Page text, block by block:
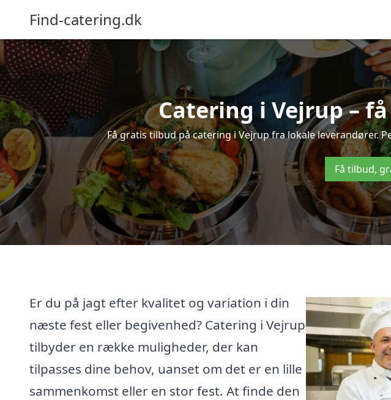
Find-catering.dk
Catering i Vejrup –
Få gratis tilbud på catering i Vejrup fra lokale leverandører.
Få tilbud,
Er du på jagt efter kvalitet og variation i din
næste fest eller begivenhed? Catering i Vejrup
tilbyder en række muligheder, der kan
tilpasses dine behov, uanset om det er en lille
sammenkomst eller en stor fest. At finde den